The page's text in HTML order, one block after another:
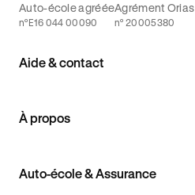
Aide & contact
À propos
Auto-école & Assurance
Auto-école agréée
n°E16 044 00090
Agrément Orias
n° 20005380